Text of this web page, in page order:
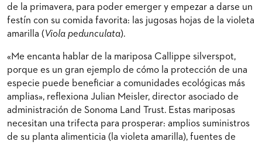
de la primavera, para poder emerger y empezar a darse un
festín con su comida favorita: las jugosas hojas de la violeta
amarilla (Viola pedunculata).
«Me encanta hablar de la mariposa Callippe silverspot,
porque es un gran ejemplo de cómo la protección de una
especie puede beneficiar a comunidades ecológicas más
amplias», reflexiona Julian Meisler, director asociado de
administración de Sonoma Land Trust. Estas mariposas
necesitan una trifecta para prosperar: amplios suministros
de su planta alimenticia (la violeta amarilla), fuentes de